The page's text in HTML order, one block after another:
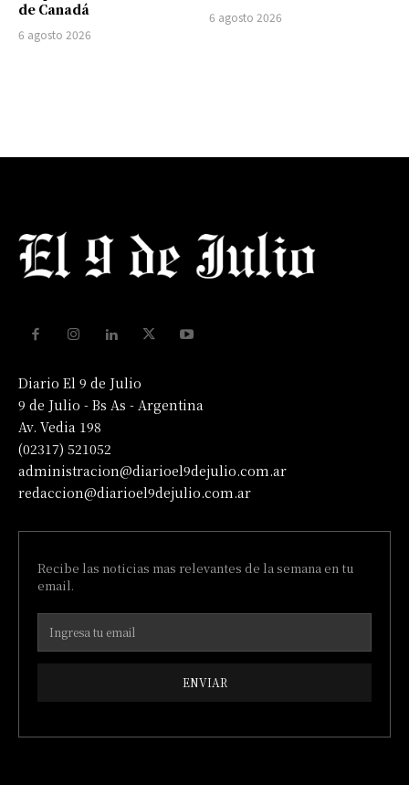
de Canadá
6 agosto 2026
6 agosto 2026
Diario El 9 de Julio
9 de Julio - Bs As - Argentina
Av. Vedia 198
(02317) 521052
administracion@diarioel9dejulio.com.ar
redaccion@diarioel9dejulio.com.ar
Recibe las noticias mas relevantes de la semana en tu
email.
ENVIAR